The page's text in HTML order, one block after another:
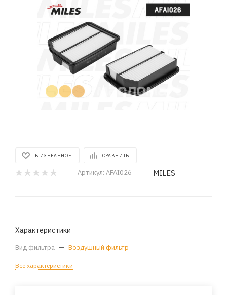
В ИЗБРАННОЕ СРАВНИТЬ
Артикул: AFAI026 MILES
Характеристики
Вид фильтра — Воздушный фильтр
Все характеристики